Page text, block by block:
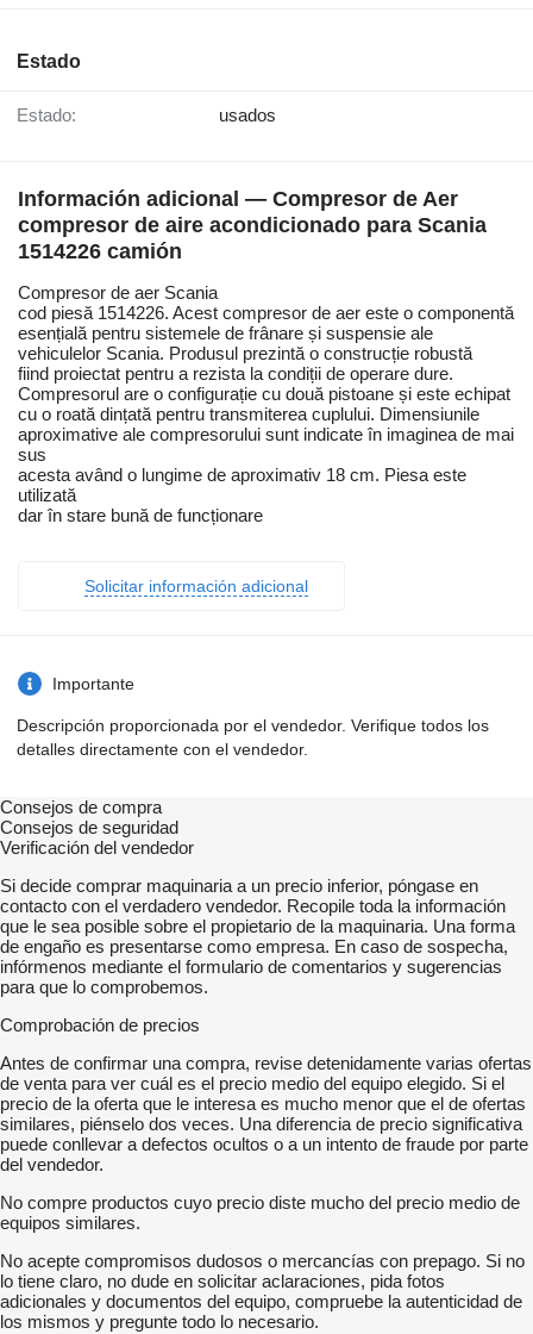
Estado
Estado: usados
Información adicional — Compresor de Aer
compresor de aire acondicionado para Scania
1514226 camión
Compresor de aer Scania
cod piesă 1514226. Acest compresor de aer este o componentă
esențială pentru sistemele de frânare și suspensie ale
vehiculelor Scania. Produsul prezintă o construcție robustă
fiind proiectat pentru a rezista la condiții de operare dure.
Compresorul are o configurație cu două pistoane și este echipat
cu o roată dințată pentru transmiterea cuplului. Dimensiunile
aproximative ale compresorului sunt indicate în imaginea de mai
sus
acesta având o lungime de aproximativ 18 cm. Piesa este
utilizată
dar în stare bună de funcționare
Solicitar información adicional
Importante
Descripción proporcionada por el vendedor. Verifique todos los
detalles directamente con el vendedor.
Consejos de compra
Consejos de seguridad
Verificación del vendedor
Si decide comprar maquinaria a un precio inferior, póngase en
contacto con el verdadero vendedor. Recopile toda la información
que le sea posible sobre el propietario de la maquinaria. Una forma
de engaño es presentarse como empresa. En caso de sospecha,
infórmenos mediante el formulario de comentarios y sugerencias
para que lo comprobemos.
Comprobación de precios
Antes de confirmar una compra, revise detenidamente varias ofertas
de venta para ver cuál es el precio medio del equipo elegido. Si el
precio de la oferta que le interesa es mucho menor que el de ofertas
similares, piénselo dos veces. Una diferencia de precio significativa
puede conllevar a defectos ocultos o a un intento de fraude por parte
del vendedor.
No compre productos cuyo precio diste mucho del precio medio de
equipos similares.
No acepte compromisos dudosos o mercancías con prepago. Si no
lo tiene claro, no dude en solicitar aclaraciones, pida fotos
adicionales y documentos del equipo, compruebe la autenticidad de
los mismos y pregunte todo lo necesario.